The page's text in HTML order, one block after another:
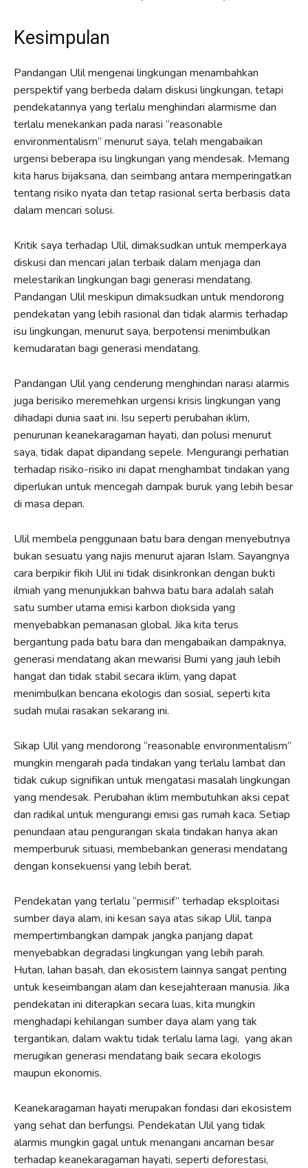
Kesimpulan
Pandangan Ulil mengenai lingkungan menambahkan
perspektif yang berbeda dalam diskusi lingkungan, tetapi
pendekatannya yang terlalu menghindari alarmisme dan
terlalu menekankan pada narasi “reasonable
environmentalism” menurut saya, telah mengabaikan
urgensi beberapa isu lingkungan yang mendesak. Memang
kita harus bijaksana, dan seimbang antara memperingatkan
tentang risiko nyata dan tetap rasional serta berbasis data
dalam mencari solusi.
Kritik saya terhadap Ulil, dimaksudkan untuk memperkaya
diskusi dan mencari jalan terbaik dalam menjaga dan
melestarikan lingkungan bagi generasi mendatang.
Pandangan Ulil meskipun dimaksudkan untuk mendorong
pendekatan yang lebih rasional dan tidak alarmis terhadap
isu lingkungan, menurut saya, berpotensi menimbulkan
kemudaratan bagi generasi mendatang.
Pandangan Ulil yang cenderung menghindari narasi alarmis
juga berisiko meremehkan urgensi krisis lingkungan yang
dihadapi dunia saat ini. Isu seperti perubahan iklim,
penurunan keanekaragaman hayati, dan polusi menurut
saya, tidak dapat dipandang sepele. Mengurangi perhatian
terhadap risiko-risiko ini dapat menghambat tindakan yang
diperlukan untuk mencegah dampak buruk yang lebih besar
di masa depan.
Ulil membela penggunaan batu bara dengan menyebutnya
bukan sesuatu yang najis menurut ajaran Islam. Sayangnya
cara berpikir fikih Ulil ini tidak disinkronkan dengan bukti
ilmiah yang menunjukkan bahwa batu bara adalah salah
satu sumber utama emisi karbon dioksida yang
menyebabkan pemanasan global. Jika kita terus
bergantung pada batu bara dan mengabaikan dampaknya,
generasi mendatang akan mewarisi Bumi yang jauh lebih
hangat dan tidak stabil secara iklim, yang dapat
menimbulkan bencana ekologis dan sosial, seperti kita
sudah mulai rasakan sekarang ini.
Sikap Ulil yang mendorong “reasonable environmentalism”
mungkin mengarah pada tindakan yang terlalu lambat dan
tidak cukup signifikan untuk mengatasi masalah lingkungan
yang mendesak. Perubahan iklim membutuhkan aksi cepat
dan radikal untuk mengurangi emisi gas rumah kaca. Setiap
penundaan atau pengurangan skala tindakan hanya akan
memperburuk situasi, membebankan generasi mendatang
dengan konsekuensi yang lebih berat.
Pendekatan yang terlalu “permisif” terhadap eksploitasi
sumber daya alam, ini kesan saya atas sikap Ulil, tanpa
mempertimbangkan dampak jangka panjang dapat
menyebabkan degradasi lingkungan yang lebih parah.
Hutan, lahan basah, dan ekosistem lainnya sangat penting
untuk keseimbangan alam dan kesejahteraan manusia. Jika
pendekatan ini diterapkan secara luas, kita mungkin
menghadapi kehilangan sumber daya alam yang tak
tergantikan, dalam waktu tidak terlalu lama lagi, yang akan
merugikan generasi mendatang baik secara ekologis
maupun ekonomis.
Keanekaragaman hayati merupakan fondasi dari ekosistem
yang sehat dan berfungsi. Pendekatan Ulil yang tidak
alarmis mungkin gagal untuk menangani ancaman besar
terhadap keanekaragaman hayati, seperti deforestasi,